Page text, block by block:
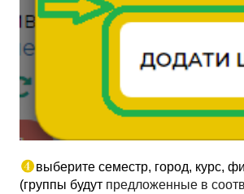
выберите семестр, город, курс,
(группы будут предложенные в